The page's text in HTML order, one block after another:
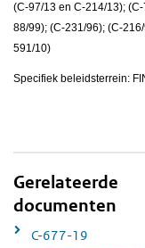
(C-97/13 en C-214/13);
88/99); (C-231/96); (C-
591/10)
Specifiek beleidsterrein:
Gerelateerde
documenten
C-677-19